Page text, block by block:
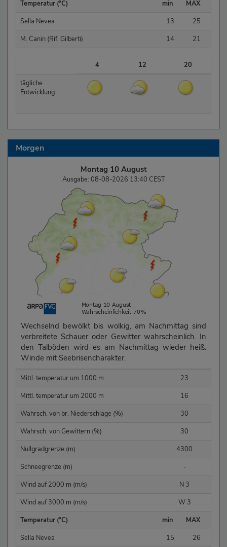
Temperatur (°C)
min
MAX
Sella Nevea
13
25
M. Canin (Rif. Gilberti)
14 21
4 12
20
tägliche
Entwicklung
Morgen
Montag 10 August
Ausgabe: 08-08-2026 13:40 CEST
Wechselnd bewölkt bis wolkig, am Nachmittag sind
verbreitete Schauer oder Gewitter wahrscheinlich. In
den Talböden wird es am Nachmittag wieder heiß.
Winde mit Seebrisencharakter.
Mittl. temperatur um 1000 m
23
Mittl. temperatur um 2000 m
16
Wahrsch. von br. Niederschläge (%)
30
Wahrsch. von Gewittern (%)
30
Nullgradgrenze (m)
4300
Schneegrenze (m)
-
Wind auf 2000 m (m/s)
N 3
Wind auf 3000 m (m/s)
W 3
Temperatur (°C)
min
MAX
Sella Nevea
15 26